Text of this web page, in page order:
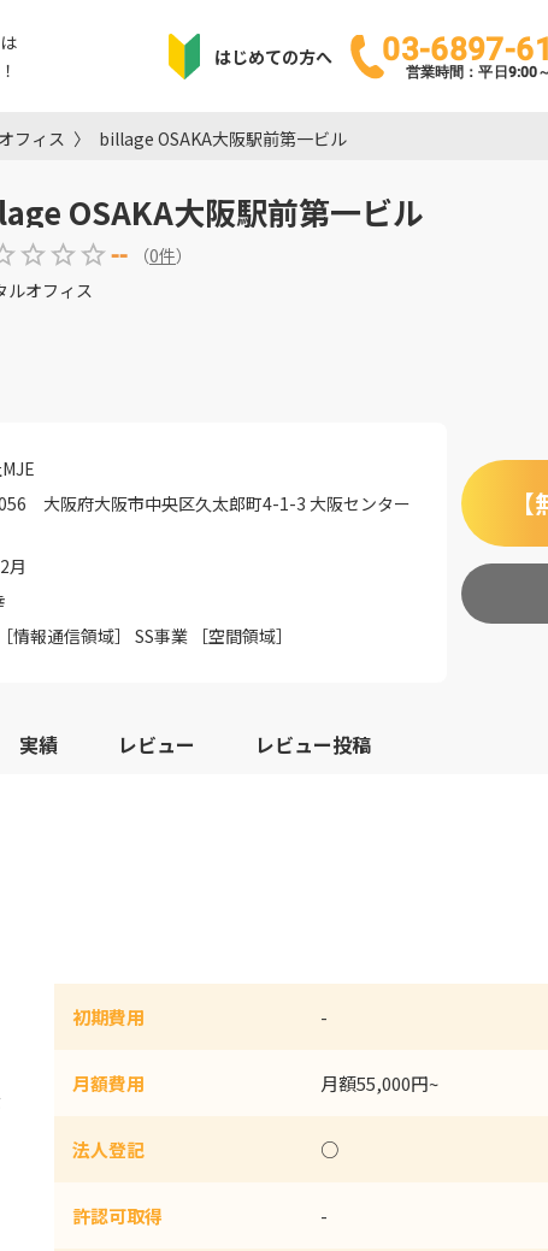
はじめての方へ 03-6897-
営業時間：平日9:00
フィス billage OSAKA大阪駅前第一ビル
OSAKA大阪駅前第一ビル
-- （0件）
ルオフィス
大阪府大阪市中央区久太郎町4-1-3 大阪センター
月
情報通信領域］ SS事業 ［空間領域］
実績 レビュー レビュー投稿
初期費用 -
月額費用 月額55,000円~
法人登記 ○
許認可取得 -